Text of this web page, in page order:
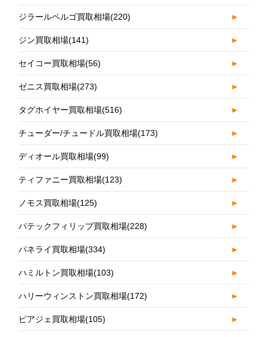
ジラールペルゴ買取相場(220) ►
ジン買取相場(141) ►
セイコー買取相場(56) ►
ゼニス買取相場(273) ►
タグホイヤー買取相場(516) ►
チューダー/チュードル買取相場(173) ►
ディオール買取相場(99) ►
ティファニー買取相場(123) ►
ノモス買取相場(125) ►
パテックフィリップ買取相場(228) ►
パネライ買取相場(334) ►
ハミルトン買取相場(103) ►
ハリーウィンストン買取相場(172) ►
ピアジェ買取相場(105) ►